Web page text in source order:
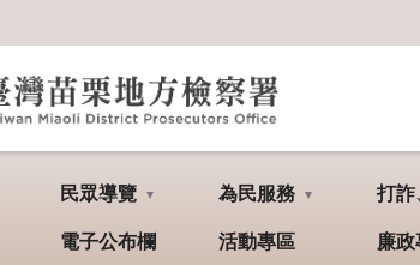
民眾導覽 為民服務 打詐
電子公布欄 活動專區 廉政